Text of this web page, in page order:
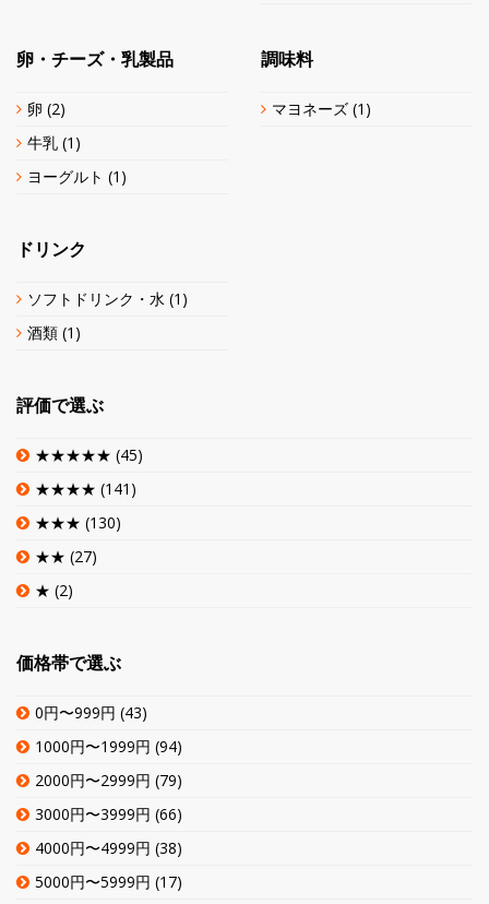
卵・チーズ・乳製品
卵 (2)
牛乳 (1)
ヨーグルト (1)
調味料
マヨネーズ (1)
ドリンク
ソフトドリンク・水 (1)
酒類 (1)
評価で選ぶ
★★★★★ (45)
★★★★ (141)
★★★ (130)
★★ (27)
★ (2)
価格帯で選ぶ
0円〜999円 (43)
1000円〜1999円 (94)
2000円〜2999円 (79)
3000円〜3999円 (66)
4000円〜4999円 (38)
5000円〜5999円 (17)